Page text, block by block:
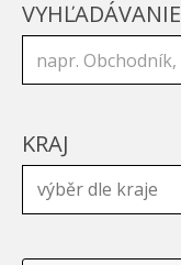
VYHĽADÁVANIE
KRAJ